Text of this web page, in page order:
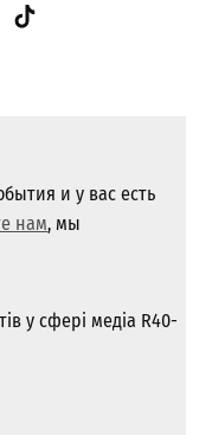
TikTok
и у вас есть
нам, мы
у сфері медіа R40-